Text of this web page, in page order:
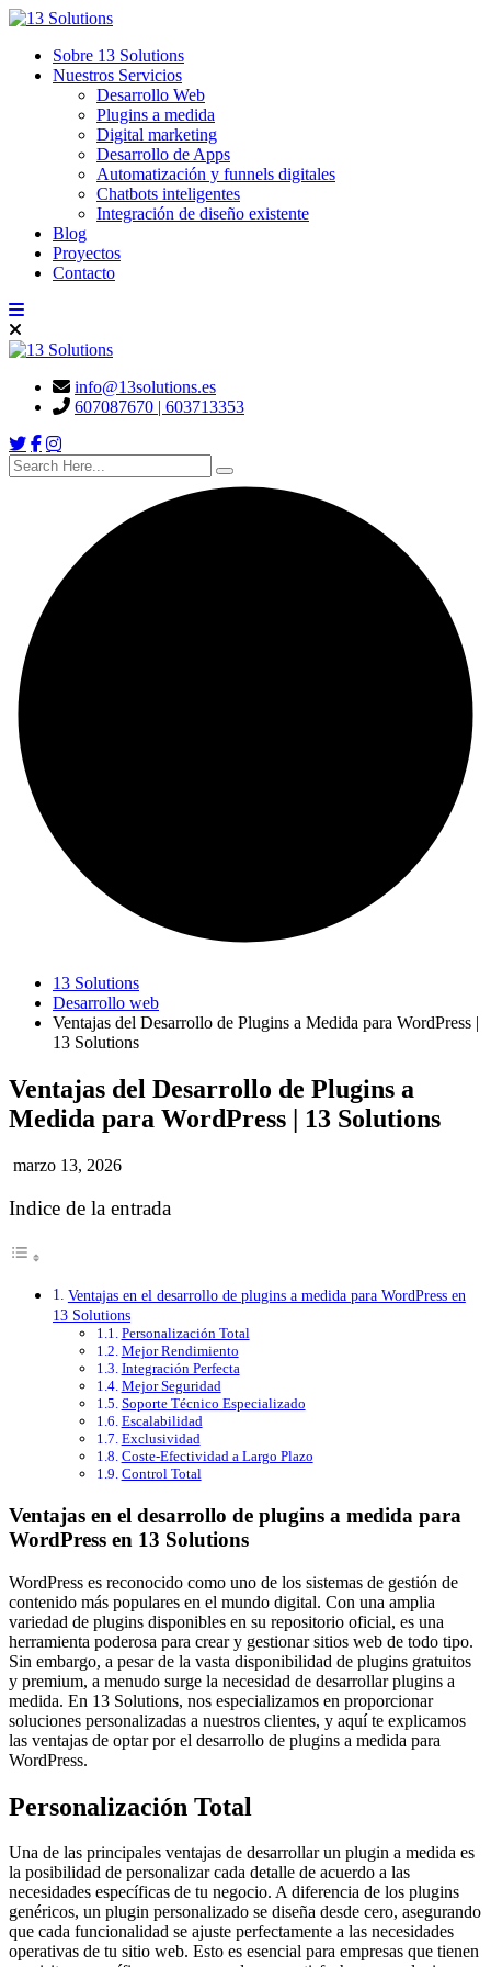
content
Sobre 13 Solutions
Nuestros Servicios
Desarrollo Web
Plugins a medida
Digital marketing
Desarrollo de Apps
Automatización y funnels digitales
Chatbots inteligentes
Integración de diseño existente
Blog
Proyectos
Contacto
info@13solutions.es
607087670 | 603713353
search here
13 Solutions
Desarrollo web
Ventajas del Desarrollo de Plugins a Medida para WordPress |
13 Solutions
Ventajas del Desarrollo de Plugins a
Medida para WordPress | 13 Solutions
marzo 13, 2026
Indice de la entrada
Ventajas en el desarrollo de plugins a medida para WordPress en
13 Solutions
Personalización Total
Mejor Rendimiento
Integración Perfecta
Mejor Seguridad
Soporte Técnico Especializado
Escalabilidad
Exclusividad
Coste-Efectividad a Largo Plazo
Control Total
Ventajas en el desarrollo de plugins a medida para
WordPress en 13 Solutions
WordPress es reconocido como uno de los sistemas de gestión de
contenido más populares en el mundo digital. Con una amplia
variedad de plugins disponibles en su repositorio oficial, es una
herramienta poderosa para crear y gestionar sitios web de todo tipo.
Sin embargo, a pesar de la vasta disponibilidad de plugins gratuitos
y premium, a menudo surge la necesidad de desarrollar plugins a
medida. En 13 Solutions, nos especializamos en proporcionar
soluciones personalizadas a nuestros clientes, y aquí te explicamos
las ventajas de optar por el desarrollo de plugins a medida para
WordPress.
Personalización Total
Una de las principales ventajas de desarrollar un plugin a medida es
la posibilidad de personalizar cada detalle de acuerdo a las
necesidades específicas de tu negocio. A diferencia de los plugins
genéricos, un plugin personalizado se diseña desde cero, asegurando
que cada funcionalidad se ajuste perfectamente a las necesidades
operativas de tu sitio web. Esto es esencial para empresas que tienen